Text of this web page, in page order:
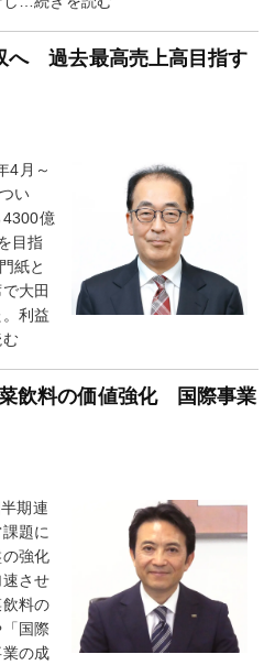
へ 過去最高売上高目指す
4月～
い
4300億
目指
紙と
大田
利益
飲料の価値強化 国際事業
期連
題に
強化
させ
料の
国際
の成